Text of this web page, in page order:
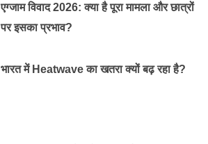
एग्जाम विवाद 2026: क्या है पूरा मामला और छात्रों
पर इसका प्रभाव?
भारत में Heatwave का खतरा क्यों बढ़ रहा है?